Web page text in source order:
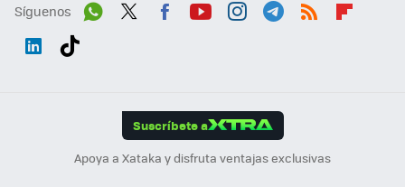
Síguenos
Suscríbete a
Apoya a Xataka y disfruta ventajas exclusivas